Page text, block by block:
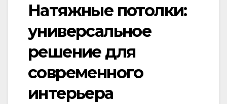
Натяжные потолки:
универсальное
решение для
современного
интерьера